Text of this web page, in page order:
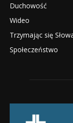
Duchowość
Wideo
Trzymając się
Społeczeństwo